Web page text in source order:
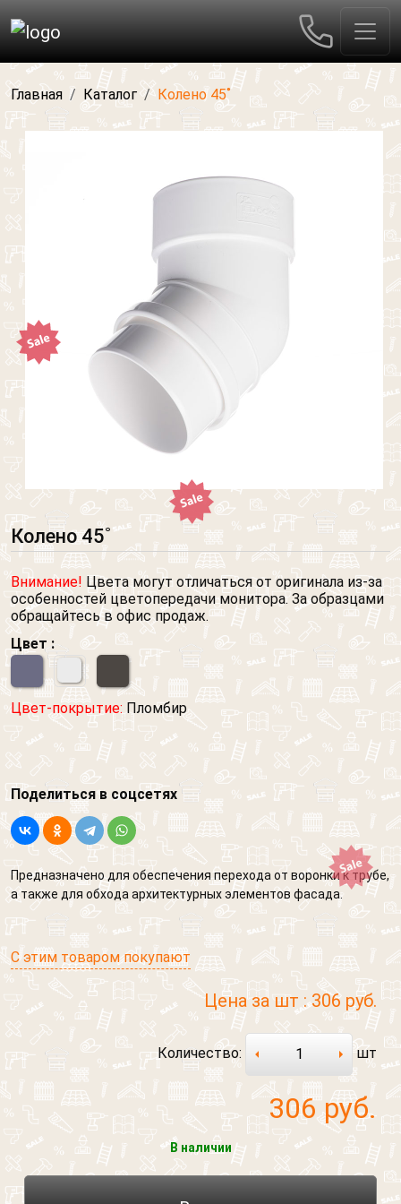
Главная Каталог Колено 45˚
Колено 45˚
Внимание! Цвета могут отличаться от оригинала из-за
особенностей цветопередачи монитора. За образцами
обращайтесь в офис продаж.
Цвет :
Цвет-покрытие: Пломбир
Поделиться в соцсетях
Предназначено для обеспечения перехода от воронки к трубе,
а также для обхода архитектурных элементов фасада.
С этим товаром покупают
Цена за шт :306 руб.
Количество: шт
306 руб.
В наличии
Обратный звонок